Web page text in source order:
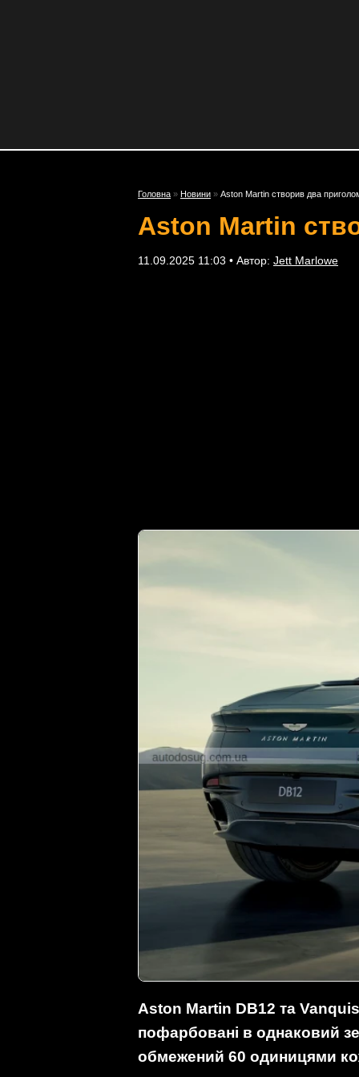
Головна » Новини » Aston Martin створив два
Aston Martin
11.09.2025 11:03 • Автор: Jett Marlowe
Aston Martin DB12 та
пофарбовані в однаковий
обмежений 60 одиницями